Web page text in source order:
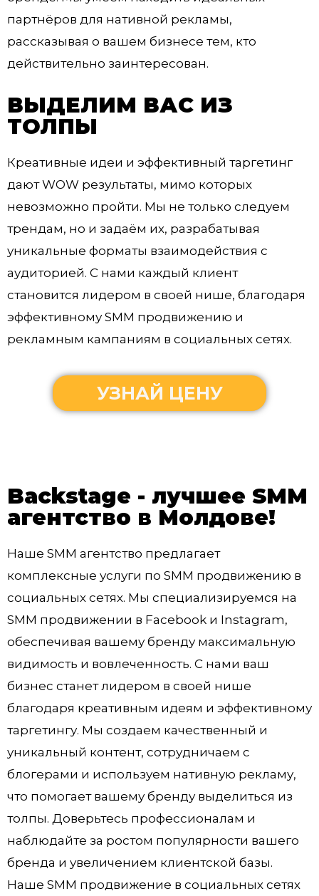
партнёров для нативной рекламы,
рассказывая о вашем бизнесе тем, кто
действительно заинтересован.
ВЫДЕЛИМ ВАС ИЗ
ТОЛПЫ
Креативные идеи и эффективный таргетинг
дают WOW результаты, мимо которых
невозможно пройти. Мы не только следуем
трендам, но и задаём их, разрабатывая
уникальные форматы взаимодействия с
аудиторией. С нами каждый клиент
становится лидером в своей нише, благодаря
эффективному SMM продвижению и
рекламным кампаниям в социальных сетях.
УЗНАЙ ЦЕНУ
Backstage - лучшее SMM
агентство в Молдове!
Наше SMM агентство предлагает
комплексные услуги по SMM продвижению в
социальных сетях. Мы специализируемся на
SMM продвижении в Facebook и Instagram,
обеспечивая вашему бренду максимальную
видимость и вовлеченность. С нами ваш
бизнес станет лидером в своей нише
благодаря креативным идеям и эффективному
таргетингу. Мы создаем качественный и
уникальный контент, сотрудничаем с
блогерами и используем нативную рекламу,
что помогает вашему бренду выделиться из
толпы. Доверьтесь профессионалам и
наблюдайте за ростом популярности вашего
бренда и увеличением клиентской базы.
Наше SMM продвижение в социальных сетях